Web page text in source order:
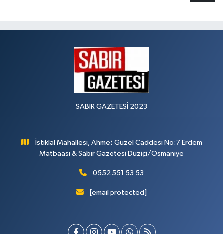
SABIR GAZETESİ 2023
İstiklal Mahallesi, Ahmet Güzel Caddesi No:7 Erdem
Matbaası & Sabır Gazetesi Düziçi/Osmaniye
0552 551 53 53
[email protected]